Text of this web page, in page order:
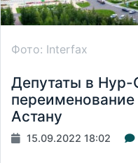
Фото: Interfax
Депутаты в Нур-
Астану
15.09.2022 18:02